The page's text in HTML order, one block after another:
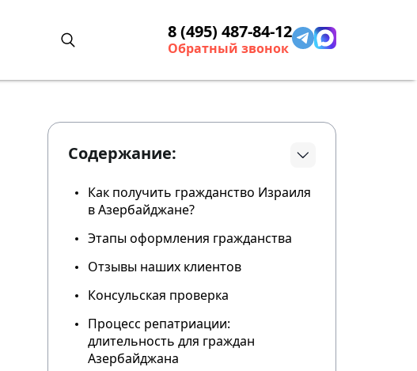
8 (495) 487-84-12
Обратный звонок
Содержание:
Как получить гражданство Израиля
в Азербайджане?
Этапы оформления гражданства
Отзывы наших клиентов
Консульская проверка
Процесс репатриации:
длительность для граждан
Азербайджана